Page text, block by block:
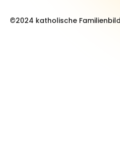
©2024 katholische